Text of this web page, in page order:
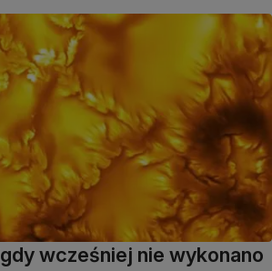
wcześniej nie wykonano